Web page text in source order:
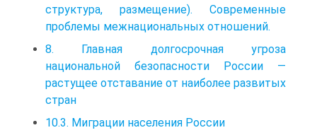
структура, размещение). Современные
проблемы межнациональных отношений.
8. Главная долгосрочная угроза
национальной безопасности России —
растущее отставание от наиболее развитых
стран
10.3. Миграции населения России